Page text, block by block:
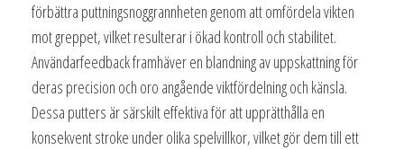
förbättra puttningsnoggrannheten genom att omfördela vikten
mot greppet, vilket resulterar i ökad kontroll och stabilitet.
Användarfeedback framhäver en blandning av uppskattning för
deras precision och oro angående viktfördelning och känsla.
Dessa putters är särskilt effektiva för att upprätthålla en
konsekvent stroke under olika spelvillkor, vilket gör dem till ett